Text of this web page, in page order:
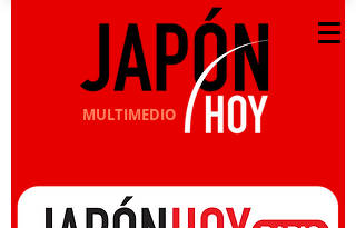
MULTIMEDIO